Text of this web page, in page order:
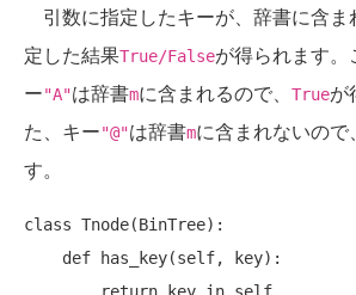
引数に指定したキーが、辞書に含ま
定した結果True/Falseが得られます。
ー"A"は辞書mに含まれるので、 Trueが
た、キー"@"は辞書mに含まれないので、
す。
class Tnode(BinTree):